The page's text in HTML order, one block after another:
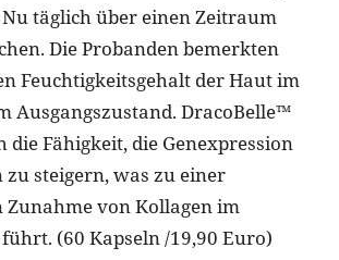
täglich über einen Zeitraum
Die Probanden bemerkten
Feuchtigkeitsgehalt der Haut im
Ausgangszustand. DracoBelle™️
die Fähigkeit, die Genexpression
zu steigern, was zu einer
von Kollagen im
(60 Kapseln /19,90 Euro)